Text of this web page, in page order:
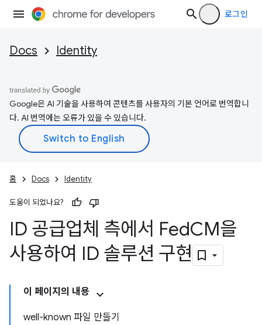
로그인
Docs Identity
Google은 AI 기술을 사용하여 콘텐츠를 사용자의 기본 언어로 번역합니
다. AI 번역에는 오류가 있을 수 있습니다.
홈 Docs Identity
도움이 되었나요?
ID 공급업체 측에서 FedCM을
사용하여 ID 솔루션 구현
이 페이지의 내용
well-known 파일 만들기